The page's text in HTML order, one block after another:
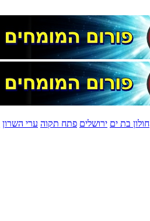
חולון בת ים ירושלים פתח תקוה ערי השרון